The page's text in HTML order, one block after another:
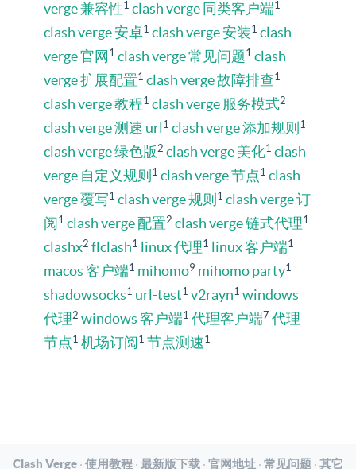
verge 兼容性1 clash verge 同类客户端1
clash verge 安卓1 clash verge 安装1 clash
verge 官网 1 clash verge 常见问题1 clash
verge 扩展配置1 clash verge 故障排查1
clash verge 教程1 clash verge 服务模式2
clash verge 测速 url 1 clash verge 添加规则 1
clash verge 绿色版2 clash verge 美化1 clash
verge 自定义规则 1 clash verge 节点1 clash
verge 覆写1 clash verge 规则 1 clash verge 订
阅1 clash verge 配置2 clash verge 链式代理1
clashx2 flclash1 linux 代理1 linux 客户端1
macos 客户端1 mihomo9 mihomo party1
shadowsocks1 url-test1 v2rayn1 windows
代理2 windows 客户端1 代理客户端7 代理
节点1 机场订阅1 节点测速1
Clash Verge · 使用教程 · 最新版下载 · 官网地址 · 常见问题 · 其它